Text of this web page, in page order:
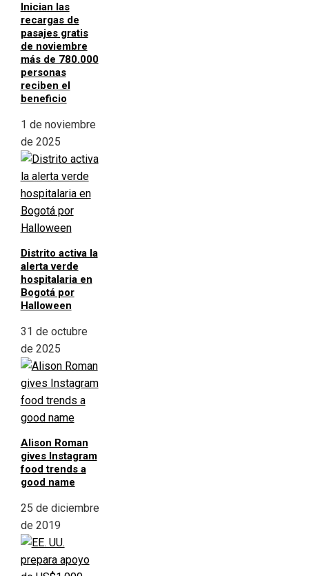
Inician las
recargas de
pasajes gratis
de noviembre
más de 780.000
personas
reciben el
beneficio
1 de noviembre
de 2025
Distrito activa la
alerta verde
hospitalaria en
Bogotá por
Halloween
31 de octubre
de 2025
Alison Roman
gives Instagram
food trends a
good name
25 de diciembre
de 2019